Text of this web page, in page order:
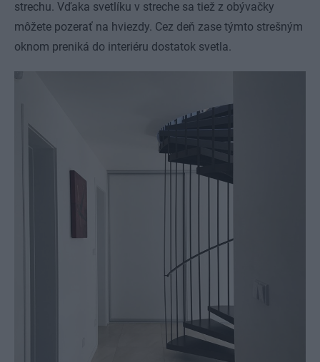
strechu. Vďaka svetlíku v streche sa tiež z obývačky
môžete pozerať na hviezdy. Cez deň zase týmto strešným
oknom preniká do interiéru dostatok svetla.